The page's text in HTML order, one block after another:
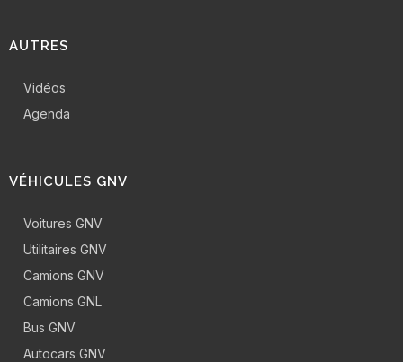
AUTRES
Vidéos
Agenda
VÉHICULES GNV
Voitures GNV
Utilitaires GNV
Camions GNV
Camions GNL
Bus GNV
Autocars GNV